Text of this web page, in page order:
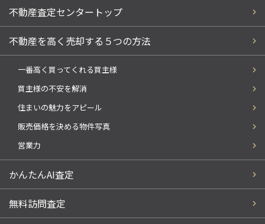
不動産査定センタートップ
不動産を高く売却する５つの方法
一番高く買ってくれる買主様
買主様の不安を解消
住まいの魅力をアピール
販売価格を決める物件写真
営業力
かんたんAI査定
無料訪問査定